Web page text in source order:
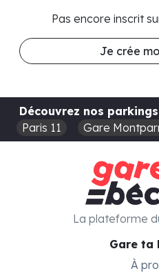
Pas encore inscrit
Je crée
Découvrez nos
Paris 11
Gare
Gare ta
À
La plateforme